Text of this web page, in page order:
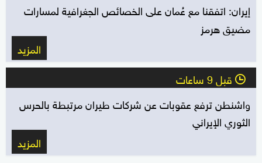
إيران: اتفقنا مع عُمان على الخصائص الجغرافية لمسارات
مضيق هرمز
المزيد
l قبل 9 ساعات
واشنطن ترفع عقوبات عن شركات طيران مرتبطة بالحرس
الثوري الإيراني
المزيد